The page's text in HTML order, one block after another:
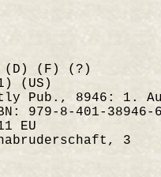
(D) (F) (?)
(US)
Pub., 8946: 1.
979-8-401-38946-6
EU
3